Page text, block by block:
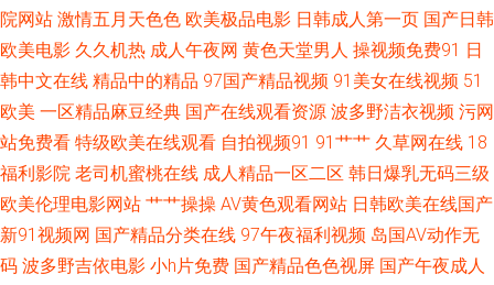
AV白丝 午夜视频入口 男人和女人操国产 福利视频在线导航 91呦呦在线观看
午夜性福 欧美地址一二三 国产成人传媒熟 91社在线观看 丝袜熟女中文字幕
蜜臀综合91色 岛国片在线播放 97人人在线 午夜另类成人AV 欧美人妻导航
国产极品视频久久 97色团精华液 亚洲精品无码一区 欧美另类TV 国产素人不
卡 AV国产 亚洲另类五月天 日韩小电影院1区 美女涩涩网站 国产妞干网 97夜
院网站 激情五月天色色 欧美极品电影 日韩成人第一页 国产日韩
欧美电影 久久机热 成人午夜网 黄色天堂男人 操视频免费91 日
韩中文在线 精品中的精品 97国产精品视频 91美女在线视频 51
欧美 一区精品麻豆经典 国产在线观看资源 波多野洁衣视频 污网
站免费看 特级欧美在线观看 自拍视频91 91艹艹 久草网在线 18
福利影院 老司机蜜桃在线 成人精品一区二区 韩日爆乳无码三级
欧美伦理电影网站 艹艹操操 AV黄色观看网站 日韩欧美在线国产
新91视频网 国产精品分类在线 97午夜福利视频 岛国AV动作无
码 波多野吉依电影 小h片免费 国产精品色色视屏 国产午夜成人